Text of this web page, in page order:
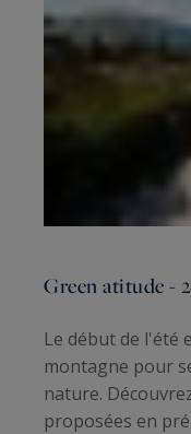
Green atitude -
Le début de l'été
montagne pour
nature.
proposées en